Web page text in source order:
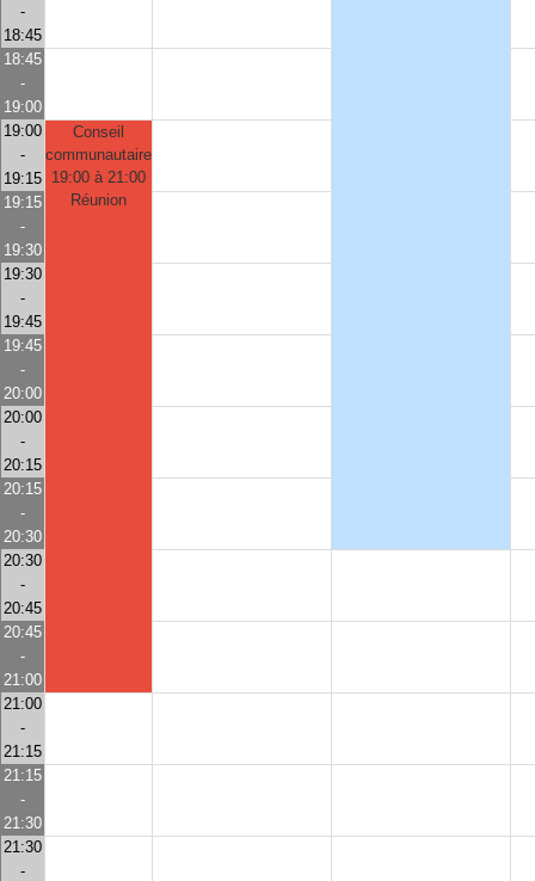
-
18:45
18:45
-
19:00
19:00
-
19:15
Conseil
communautaire
19:00 à 21:00
Réunion
19:15
-
19:30
19:30
-
19:45
19:45
-
20:00
20:00
-
20:15
20:15
-
20:30
20:30
-
20:45
20:45
-
21:00
21:00
-
21:15
21:15
-
21:30
21:30
-